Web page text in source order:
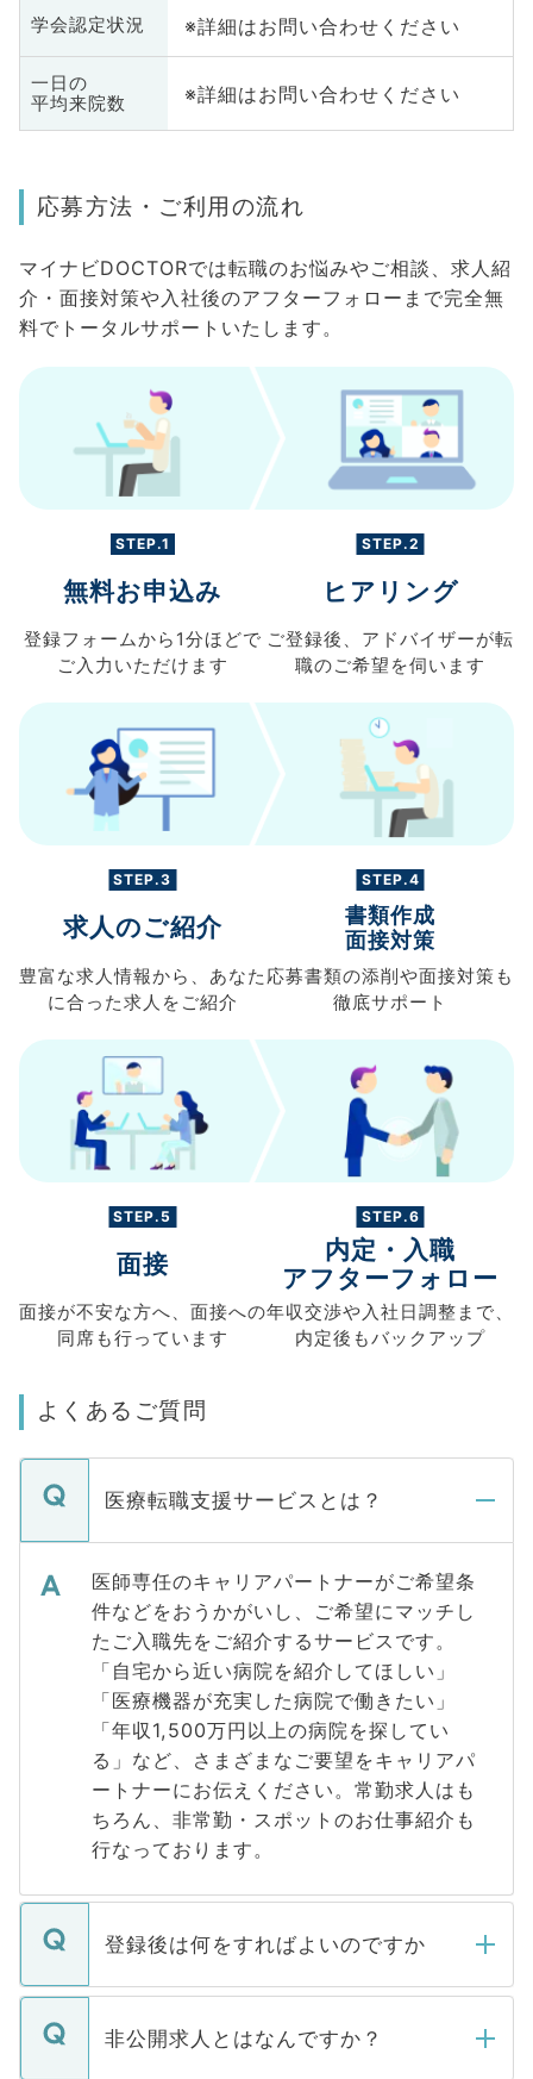
学会認定状況 ※詳細はお問い合わせください
一日の
平均来院数
※詳細はお問い合わせください
応募方法・ご利用の流れ
マイナビDOCTORでは転職のお悩みやご相談、求人紹
介・面接対策や入社後のアフターフォローまで完全無
料でトータルサポートいたします。
STEP.1
無料お申込み
登録フォームから 1分ほどで
ご入力 いただけます
STEP.2
ヒアリング
ご登録後、 アドバイザーが転
職のご希望を伺います
STEP.3
求人のご紹介
豊富な求人情報から、 あなた
に合った求人を ご紹介
STEP.4
書類作成
面接対策
応募書類の添削や面接対策も
徹底サポート
STEP.5
面接
面接が不安な方へ、 面接への
同席も行っています
STEP.6
内定・入職
アフターフォロー
年収交渉や入社日調整まで、
内定後もバックアップ
よくあるご質問
医療転職支援サービスとは？
医師専任のキャリアパートナーがご希望条
件などをおうかがいし、ご希望にマッチし
たご入職先をご紹介するサービスです。
「自宅から近い病院を紹介してほしい」
「医療機器が充実した病院で働きたい」
「年収1,500万円以上の病院を探してい
る」など、さまざまなご要望をキャリアパ
ートナーにお伝えください。常勤求人はも
ちろん、非常勤・スポットのお仕事紹介も
行なっております。
登録後は何をすればよいのですか
ご登録いただきましたら、弊社担当者がご
登録内容を確認し、その後メールもしくは
非公開求人とはなんですか？